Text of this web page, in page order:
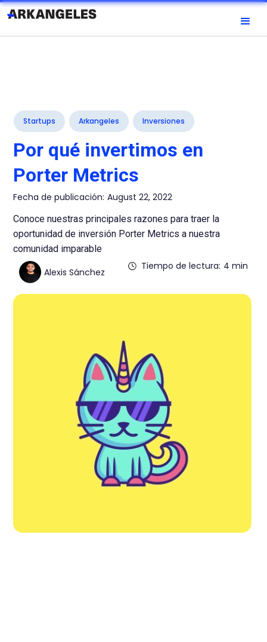
Startups Arkangeles Inversiones
Por qué invertimos en
Porter Metrics
Fecha de publicación: August 22, 2022
Conoce nuestras principales razones para traer la
oportunidad de inversión Porter Metrics a nuestra
comunidad imparable
Alexis Sánchez
Tiempo de lectura: 4 min